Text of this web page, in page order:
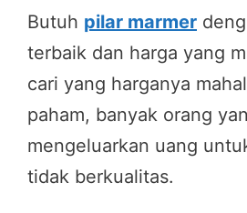
Butuh pilar marmer
terbaik dan harga yang
cari yang harganya
paham, banyak orang
mengeluarkan uang
tidak berkualitas.